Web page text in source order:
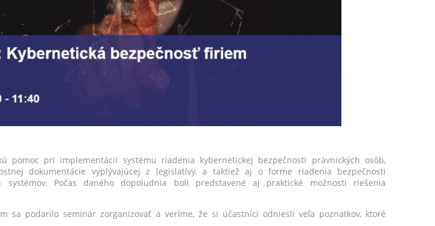
pomoc pri implementácii systému riadenia kybernetickej bezpečnosti právnických osôb,
dokumentácie vyplývajúcej z legislatívy, a taktiež aj o forme riadenia bezpečnosti
systémov. Počas daného dopoludnia boli predstavené aj praktické možnosti riešenia
sa podarilo seminár zorganizovať a veríme, že si účastníci odniesli veľa poznatkov, ktoré